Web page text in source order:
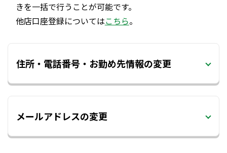
きを一括で行うことが可能です。
他店口座登録についてはこちら。
住所・電話番号・お勤め先情報の変更
メールアドレスの変更